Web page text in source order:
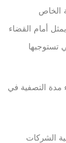
الخاص
أمام القضاء
تستوجبها
مدة التصفية في
الشركات